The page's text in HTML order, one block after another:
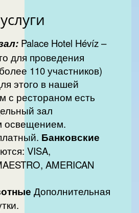
Palace Hotel Hévíz –
для проведения
110 участников)
этого в нашей
с рестораном есть
зал
освещением.
Банковские
VISA,
AMERICAN